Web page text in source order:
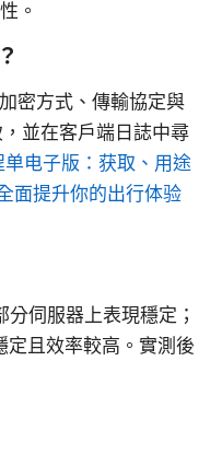
。
密方式、傳輸協定與
並在客戶端日誌中尋
单电子版：获取、用途
面提升你的出行体验
伺服器上表現穩定；
定且效率較高。實測後